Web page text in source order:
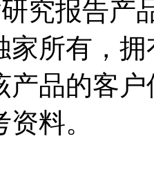
究报告产
家所有，
产品的客
料。